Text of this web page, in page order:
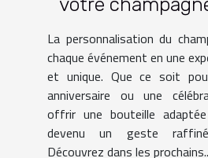
votre
La personnalisation du
chaque événement en une
et unique. Que ce soit
anniversaire ou une
offrir une bouteille
devenu un geste
Découvrez dans les